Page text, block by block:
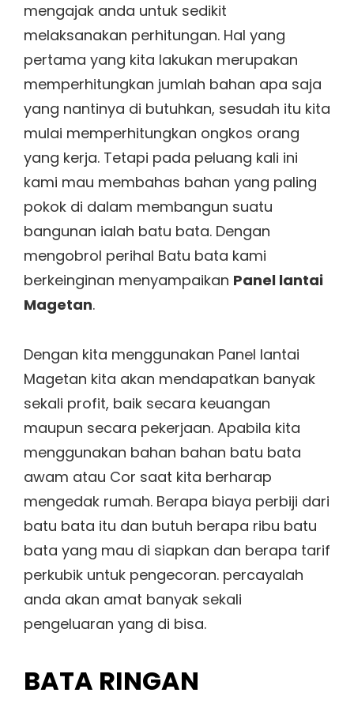
mengajak anda untuk sedikit
melaksanakan perhitungan. Hal yang
pertama yang kita lakukan merupakan
memperhitungkan jumlah bahan apa saja
yang nantinya di butuhkan, sesudah itu kita
mulai memperhitungkan ongkos orang
yang kerja. Tetapi pada peluang kali ini
kami mau membahas bahan yang paling
pokok di dalam membangun suatu
bangunan ialah batu bata. Dengan
mengobrol perihal Batu bata kami
berkeinginan menyampaikan Panel lantai
Magetan.
Dengan kita menggunakan Panel lantai
Magetan kita akan mendapatkan banyak
sekali profit, baik secara keuangan
maupun secara pekerjaan. Apabila kita
menggunakan bahan bahan batu bata
awam atau Cor saat kita berharap
mengedak rumah. Berapa biaya perbiji dari
batu bata itu dan butuh berapa ribu batu
bata yang mau di siapkan dan berapa tarif
perkubik untuk pengecoran. percayalah
anda akan amat banyak sekali
pengeluaran yang di bisa.
BATA RINGAN